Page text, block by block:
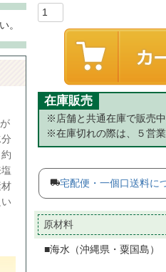
。
在庫販売
※店舗と共通在庫で販売中
※在庫切れの際は、５営業
宅配便・一個口送料に
原材料
■海水（沖縄県・粟国島）